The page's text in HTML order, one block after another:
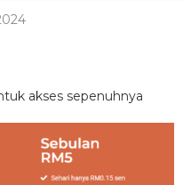
akses sepenuhnya